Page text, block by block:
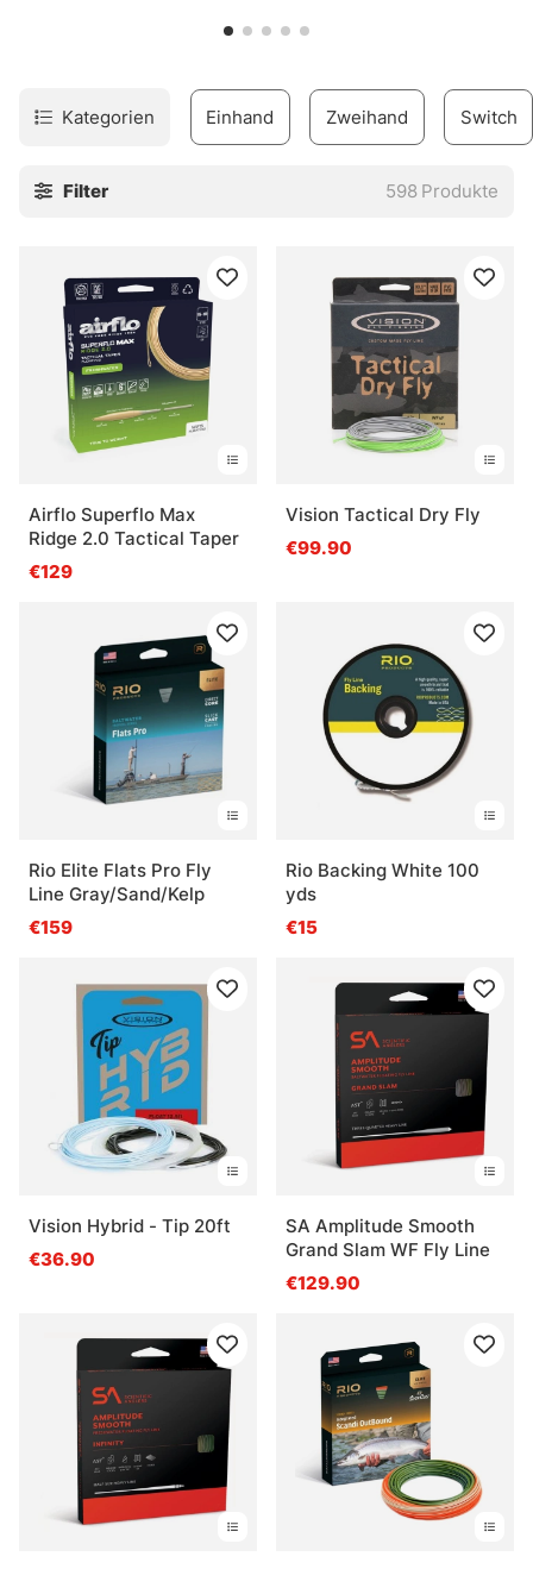
Kategorien Einhand Zweihand Switch
Filter 598 Produkte
Airflo Superflo Max
Ridge 2.0 Tactical Taper
€129
Vision Tactical Dry Fly
€99.90
Rio Elite Flats Pro Fly
Line Gray/Sand/Kelp
€159
Rio Backing White 100
yds
€15
Vision Hybrid - Tip 20ft
€36.90
SA Amplitude Smooth
Grand Slam WF Fly Line
€129.90